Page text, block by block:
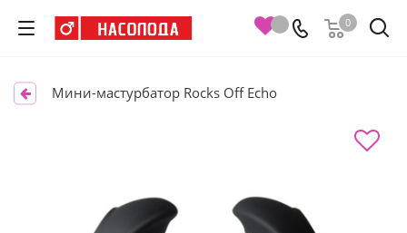
0
Мини-мастурбатор Rocks Off Echo